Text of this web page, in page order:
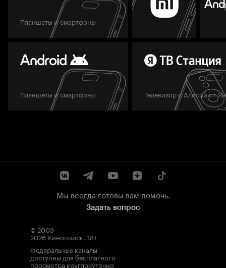
Планшеты и смартфоны
Планшеты и смартфоны Телевизор с Алисой от
Мы всегда готовы вам помочь.
Задать вопрос
© 2003–
2026 Кинопоиск. 18+
Федеральные каналы
доступны для бесплатного
просмотра круглосуточно